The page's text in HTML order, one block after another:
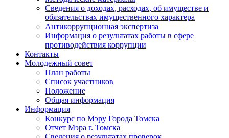
Сведения о доходах, расходах, об имуществе и
обязательствах имущественного характера
Антикоррупционная экспертиза
Информация о результатах работы в сфере
противодействия коррупции
Контакты
Молодежный совет
План работы
Список участников
Положение
Общая информация
Информация
Конкурс по Мэру Города Томска
Отчет Мэра г. Томска